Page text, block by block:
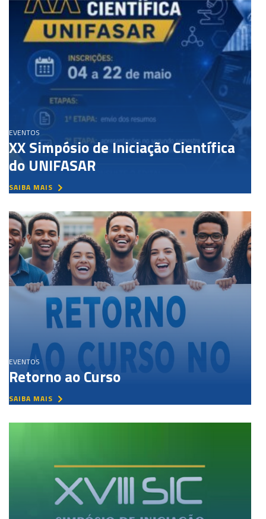
EVENTOS
XX Simpósio de Iniciação Científica
do UNIFASAR
SAIBA MAIS
EVENTOS
Retorno ao Curso
SAIBA MAIS